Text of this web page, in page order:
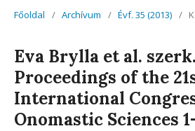
Főoldal / Archívum / Évf. 35 (2013) /
Eva Brylla et al.
Proceedings of the
International
Onomastic Sciences